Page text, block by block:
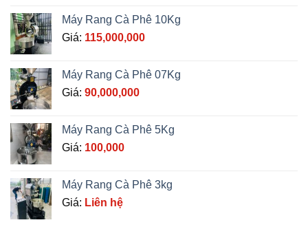
Máy Rang Cà Phê 10Kg
Giá: 115,000,000
Máy Rang Cà Phê 07Kg
Giá: 90,000,000
Máy Rang Cà Phê 5Kg
Giá: 100,000
Máy Rang Cà Phê 3kg
Giá: Liên hệ